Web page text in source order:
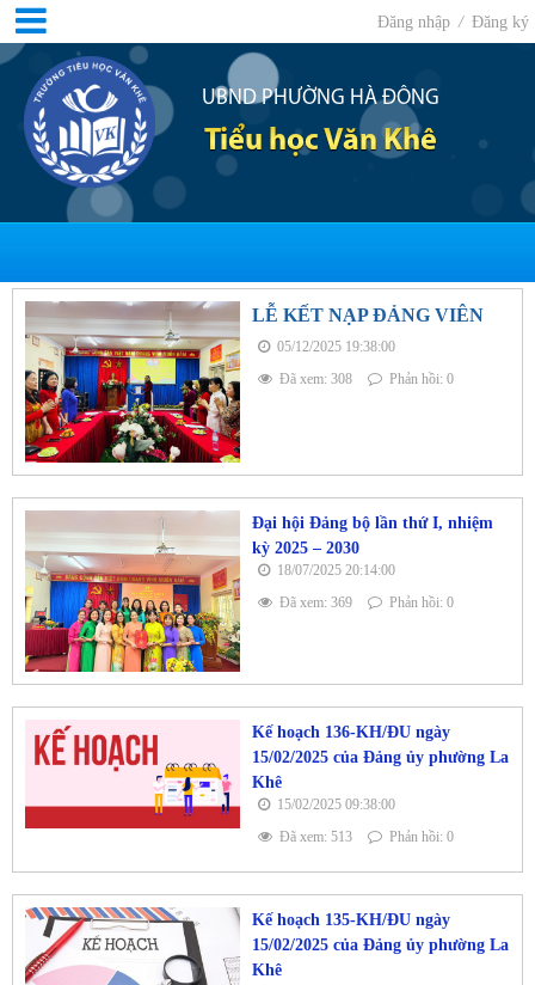
UBND PHƯỜNG HÀ ĐÔNG
Tiểu học Văn Khê
Đăng nhập / Đăng ký
LỄ KẾT NẠP ĐẢNG VIÊN
05/12/2025 19:38:00
Đã xem: 308
Phản hồi: 0
Đại hội Đảng bộ lần thứ I, nhiệm
kỳ 2025 – 2030
18/07/2025 20:14:00
Đã xem: 369
Phản hồi: 0
Kế hoạch 136-KH/ĐU ngày
15/02/2025 của Đảng ủy phường La
Khê
15/02/2025 09:38:00
Đã xem: 513
Phản hồi: 0
Kế hoạch 135-KH/ĐU ngày
15/02/2025 của Đảng ủy phường La
Khê